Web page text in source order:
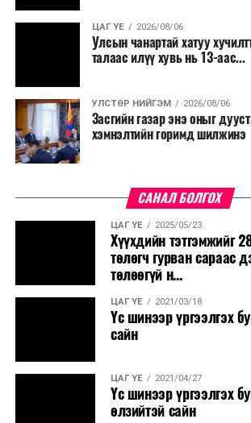
ЦАГ ҮЕ 2026/08/06
Улсын чанартай хатуу
талаас илүү хувь нь 13-аас...
УЛСТӨР НИЙГЭМ 2026/08/06
Засгийн газар энэ оныг
хэмнэлтийн горимд шилжинэ
САНАЛ БОЛГОХ
ЦАГ ҮЕ 2025/05/23
Хүүхдийн тэтгэмжийг
төлөгч гурван сараас
төлөөгүй н...
ЦАГ ҮЕ 2021/03/18
Үс шинээр үргээлгэх
сайн
ЦАГ ҮЕ 2021/04/27
Үс шинээр үргээлгэх
өлзийтэй сайн